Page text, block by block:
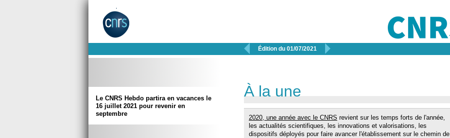
 Édition du 01/07/2021 
Le CNRS Hebdo partira en vacances le
16 juillet 2021 pour revenir en
septembre
À la une
2020, une année avec le CNRS revient sur les temps forts de l'année,
les actualités scientifiques, les innovations et valorisations, les
dispositifs déployés pour faire avancer l'établissement sur le chemin de